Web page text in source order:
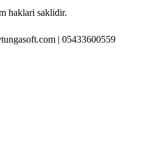
haklari saklidir.
| 05433600559